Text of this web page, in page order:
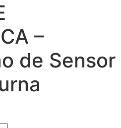
–
de Sensor